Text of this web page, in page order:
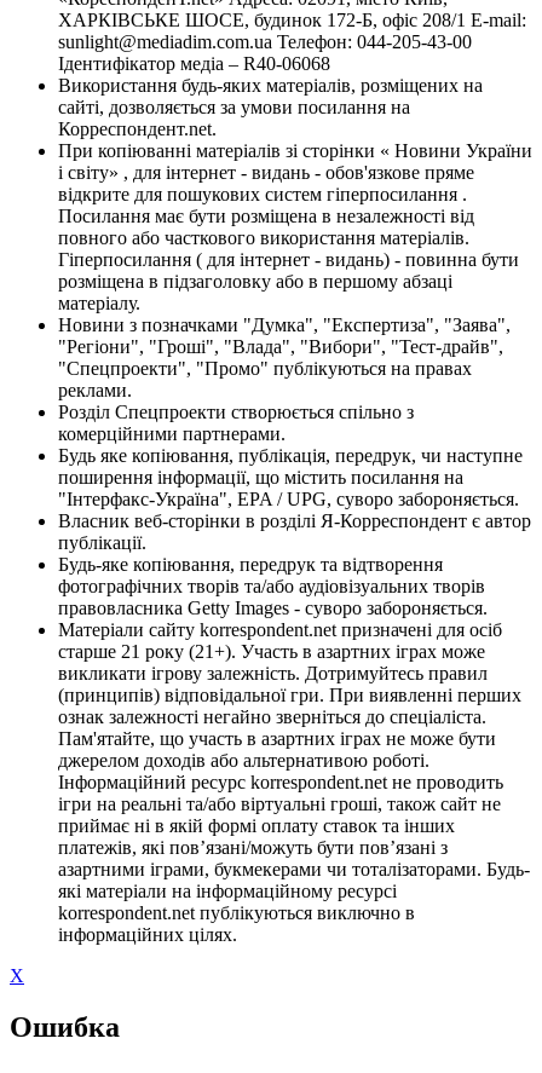
ХАРКІВСЬКЕ ШОСЕ, будинок 172-Б, офіс 208/1 E-mail:
sunlight@mediadim.com.ua Телефон: 044-205-43-00
Ідентифікатор медіа – R40-06068
Використання будь-яких матеріалів, розміщених на
сайті, дозволяється за умови посилання на
Корреспондент.net.
При копіюванні матеріалів зі сторінки « Новини України
і світу» , для інтернет - видань - обов'язкове пряме
відкрите для пошукових систем гіперпосилання .
Посилання має бути розміщена в незалежності від
повного або часткового використання матеріалів.
Гіперпосилання ( для інтернет - видань) - повинна бути
розміщена в підзаголовку або в першому абзаці
матеріалу.
Новини з позначками "Думка", "Експертиза", "Заява",
"Регіони", "Гроші", "Влада", "Вибори", "Тест-драйв",
"Спецпроекти", "Промо" публікуються на правах
реклами.
Розділ Спецпроекти створюється спільно з
комерційними партнерами.
Будь яке копіювання, публікація, передрук, чи наступне
поширення інформації, що містить посилання на
"Інтерфакс-Україна", EPA / UPG, суворо забороняється.
Власник веб-сторінки в розділі Я-Корреспондент є автор
публікації.
Будь-яке копіювання, передрук та відтворення
фотографічних творів та/або аудіовізуальних творів
правовласника Getty Images - суворо забороняється.
Матеріали сайту korrespondent.net призначені для осіб
старше 21 року (21+). Участь в азартних іграх може
викликати ігрову залежність. Дотримуйтесь правил
(принципів) відповідальної гри. При виявленні перших
ознак залежності негайно зверніться до спеціаліста.
Пам'ятайте, що участь в азартних іграх не може бути
джерелом доходів або альтернативою роботі.
Інформаційний ресурс korrespondent.net не проводить
ігри на реальні та/або віртуальні гроші, також сайт не
приймає ні в якій формі оплату ставок та інших
платежів, які пов’язані/можуть бути пов’язані з
азартними іграми, букмекерами чи тоталізаторами. Будь-
які матеріали на інформаційному ресурсі
korrespondent.net публікуються виключно в
інформаційних цілях.
X
Ошибка